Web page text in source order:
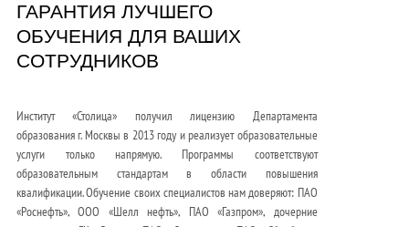
ГАРАНТИЯ ЛУЧШЕГО
ОБУЧЕНИЯ ДЛЯ ВАШИХ
СОТРУДНИКОВ
Институт «Столица» получил лицензию Департамента
образования г. Москвы в 2013 году и реализует образовательные
услуги только напрямую. Программы соответствуют
образовательным стандартам в области повышения
квалификации. Обучение своих специалистов нам доверяют: ПАО
«Роснефть», ООО «Шелл нефть», ПАО «Газпром», дочерние